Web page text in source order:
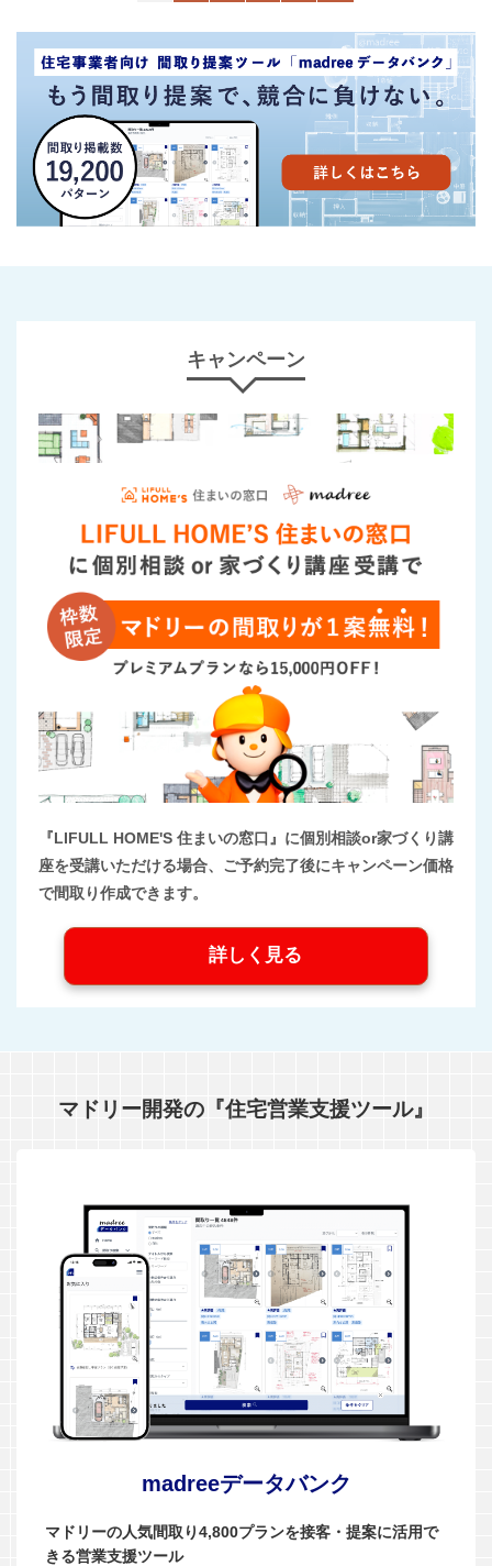
キャンペーン
『LIFULL HOME'S 住まいの窓口』に個別相談or家づくり講
座を受講いただける場合、ご予約完了後にキャンペーン価格
で間取り作成できます。
詳しく見る
マドリー開発の『住宅営業支援ツール』
madreeデータバンク
マドリーの人気間取り4,800プランを接客・提案に活用で
きる営業支援ツール